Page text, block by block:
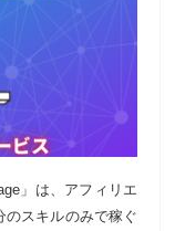
」は、アフィリエ
のスキルのみで稼ぐ